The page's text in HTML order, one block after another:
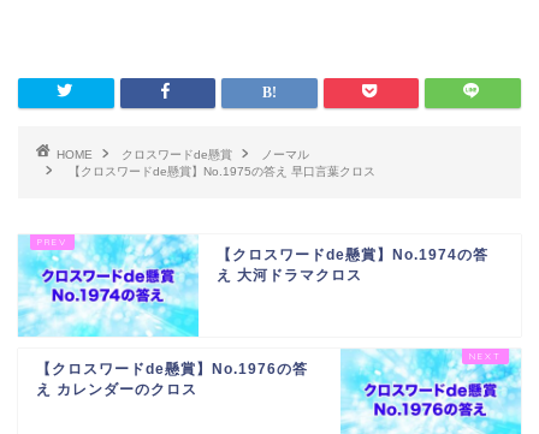
HOME クロスワードde懸賞
ノーマル
【クロスワードde懸賞】No.1975の答え 早口言葉クロス
【クロスワードde懸賞】No.1974の答
え 大河ドラマクロス
【クロスワードde懸賞】No.1976の答
え カレンダーのクロス